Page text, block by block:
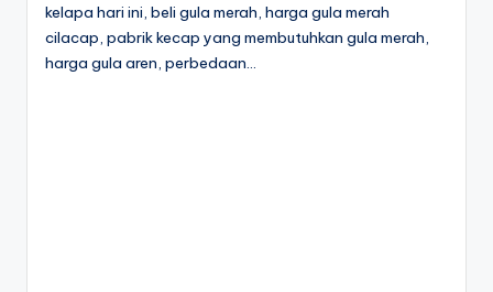
kelapa hari ini, beli gula merah, harga gula merah
cilacap, pabrik kecap yang membutuhkan gula merah,
harga gula aren, perbedaan…